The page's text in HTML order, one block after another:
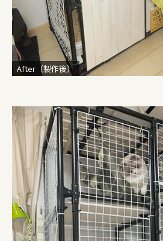
After（製作後）